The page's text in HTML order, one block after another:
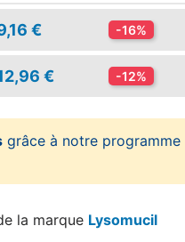
€ -16%
€ -12%
grâce à notre programme
la marque Lysomucil